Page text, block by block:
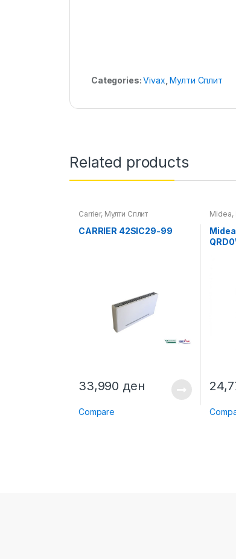
Categories:Vivax, Мулти Сплит
Related products
Carrier, Мулти Сплит
CARRIER 42SIC29-99
33,990 ден
Compare
Midea,